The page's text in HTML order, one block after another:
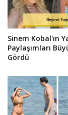
Sinem Kobal'ın
Paylaşımları
Gördü